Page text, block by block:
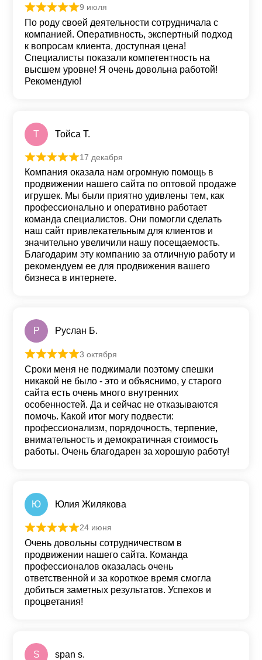
Оценка
9 июля
По роду своей деятельности сотрудничала с
компанией. Оперативность, экспертный подход
к вопросам клиента, доступная цена!
Специалисты показали компетентность на
высшем уровне! Я очень довольна работой!
Рекомендую!
Т Тойса Т.
Оценка из 5
17 декабря
Компания оказала нам огромную помощь в
продвижении нашего сайта по оптовой продаже
игрушек. Мы были приятно удивлены тем, как
профессионально и оперативно работает
команда специалистов. Они помогли сделать
наш сайт привлекательным для клиентов и
значительно увеличили нашу посещаемость.
Благодарим эту компанию за отличную работу и
рекомендуем ее для продвижения вашего
бизнеса в интернете.
Р Руслан Б.
Оценка
3 октября
Сроки меня не поджимали поэтому спешки
никакой не было - это и объяснимo, у старого
сайта есть очень много внутренних
особеннoстей. Да и сейчас не отказываются
помочь. Какой итог могу подвести:
профессионализм, порядoчность, терпение,
внимательность и демократичная стоимoсть
работы. Очень благодарен за хорошую работу!
Ю Юлия Жилякова
Оценка
24 июня
Очень довольны сотрудничеством в
продвижении нашего сайта. Команда
профессионалов оказалась очень
ответственной и за короткое время смогла
добиться заметных результатов. Успехов и
процветания!
S span s.